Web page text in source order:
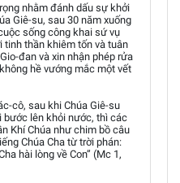
nhằm đánh dấu sự khởi
Giê-su, sau 30 năm xuống
sống công khai sứ vụ
tinh thần khiêm tốn và tuân
đan và xin nhận phép rửa
hề vướng mắc một vết
cô, sau khi Chúa Giê-su
bước lên khỏi nước, thì các
Khí Chúa như chim bồ câu
Chúa Cha từ trời phán:
hài lòng về Con” (Mc 1,